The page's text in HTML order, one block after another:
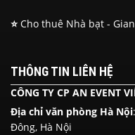
⭐ Cho thuê Nhà bạt -
THÔNG TIN LIÊN HỆ
CÔNG TY CP AN EVENT
Địa chỉ văn phòng Hà Nội
Đông, Hà Nội